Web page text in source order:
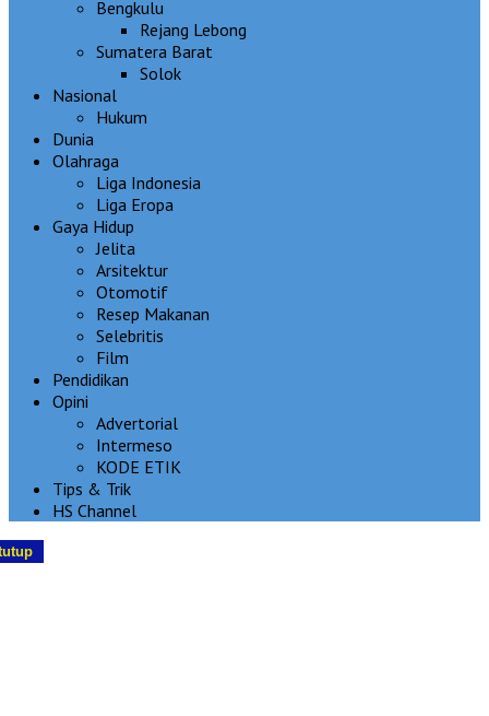
Bengkulu
Rejang Lebong
Sumatera Barat
Solok
Nasional
Hukum
Dunia
Olahraga
Liga Indonesia
Liga Eropa
Gaya Hidup
Jelita
Arsitektur
Otomotif
Resep Makanan
Selebritis
Film
Pendidikan
Opini
Advertorial
Intermeso
KODE ETIK
Tips & Trik
HS Channel